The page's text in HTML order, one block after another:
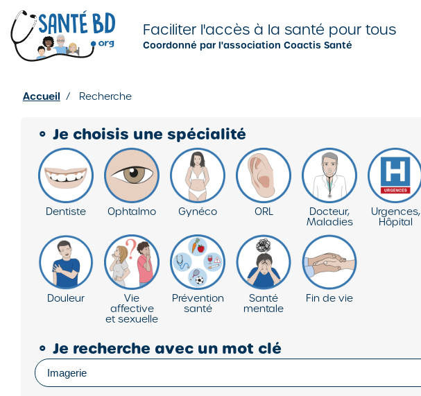
Je configure mes cookies
Faciliter l'accès à la santé pour tous
Coordonné par l'association Coactis Santé
Accueil / Recherche
⚬ Je choisis une spécialité
Dentiste Ophtalmo Gynéco ORL Docteur,
Maladies
Urgences,
Hôpital
Douleur Vie
affective
et sexuelle
Prévention
santé
Santé
mentale
Fin de vie
⚬ Je recherche avec un mot clé